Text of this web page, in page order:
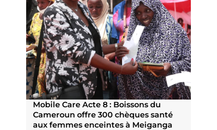
Mobile Care Acte 8 : Boissons du
Cameroun offre 300 chèques santé
aux femmes enceintes à Meiganga